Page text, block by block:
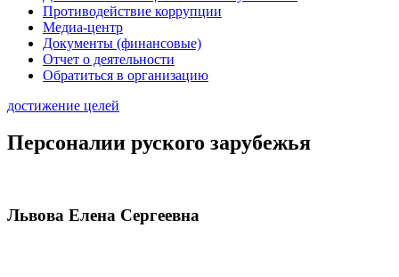
Противодействие коррупции
Медиа-центр
Документы (финансовые)
Отчет о деятельности
Обратиться в организацию
достижение целей
Персоналии руского зарубежья
Львова Елена Сергеевна